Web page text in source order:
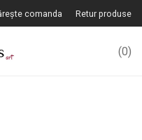
comanda Retur produse
0